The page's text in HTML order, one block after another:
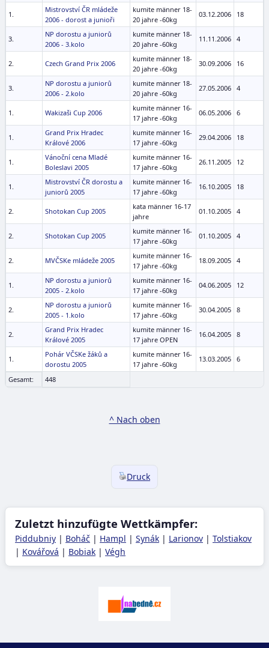
1.
Mistrovství ČR mládeže
2006 - dorost a junioři
kumite männer 18-
20 jahre -60kg
03.12.2006 18
3.
NP dorostu a juniorů
2006 - 3.kolo
kumite männer 18-
20 jahre -60kg
11.11.2006 4
2. Czech Grand Prix 2006
kumite männer 18-
20 jahre -60kg
30.09.2006 16
3.
NP dorostu a juniorů
2006 - 2.kolo
kumite männer 18-
20 jahre -60kg
27.05.2006 4
1. Wakizaši Cup 2006
kumite männer 16-
17 jahre -60kg
06.05.2006 6
1.
Grand Prix Hradec
Králové 2006
kumite männer 16-
17 jahre -60kg
29.04.2006 18
1.
Vánoční cena Mladé
Boleslavi 2005
kumite männer 16-
17 jahre -60kg
26.11.2005 12
1.
Mistrovství ČR dorostu a
juniorů 2005
kumite männer 16-
17 jahre -60kg
16.10.2005 18
2. Shotokan Cup 2005
kata männer 16-17
jahre
01.10.2005 4
2. Shotokan Cup 2005
kumite männer 16-
17 jahre -60kg
01.10.2005 4
2. MVČSKe mládeže 2005
kumite männer 16-
17 jahre -60kg
18.09.2005 4
1.
NP dorostu a juniorů
2005 - 2.kolo
kumite männer 16-
17 jahre -60kg
04.06.2005 12
2.
NP dorostu a juniorů
2005 - 1.kolo
kumite männer 16-
17 jahre -60kg
30.04.2005 8
2.
Grand Prix Hradec
Králové 2005
kumite männer 16-
17 jahre OPEN
16.04.2005 8
1.
Pohár VČSKe žáků a
dorostu 2005
kumite männer 16-
17 jahre -60kg
13.03.2005 6
Gesamt: 448
^ Nach oben
Druck
Zuletzt hinzufügte Wettkämpfer:
Piddubniy | Boháč | Hampl | Synák | Larionov | Tolstiakov
| Kovářová | Bobiak | Végh